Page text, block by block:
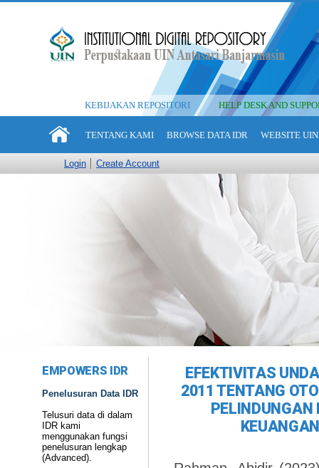
KEBIJAKAN REPOSITORI HELP DESK AND
TENTANG KAMI BROWSE DATA IDR WEBSITE
Login Create Account
EMPOWERS IDR
Penelusuran Data IDR
Telusuri data di dalam
IDR kami
menggunakan fungsi
penelusuran lengkap
(Advanced).
EFEKTIVITAS
2011 TENTANG
PELINDUNGAN